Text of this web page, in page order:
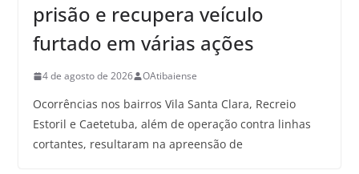
prisão e recupera veículo
furtado em várias ações
4 de agosto de 2026 OAtibaiense
Ocorrências nos bairros Vila Santa Clara, Recreio
Estoril e Caetetuba, além de operação contra linhas
cortantes, resultaram na apreensão de